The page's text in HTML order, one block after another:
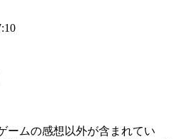
ームの感想以外が含まれてい